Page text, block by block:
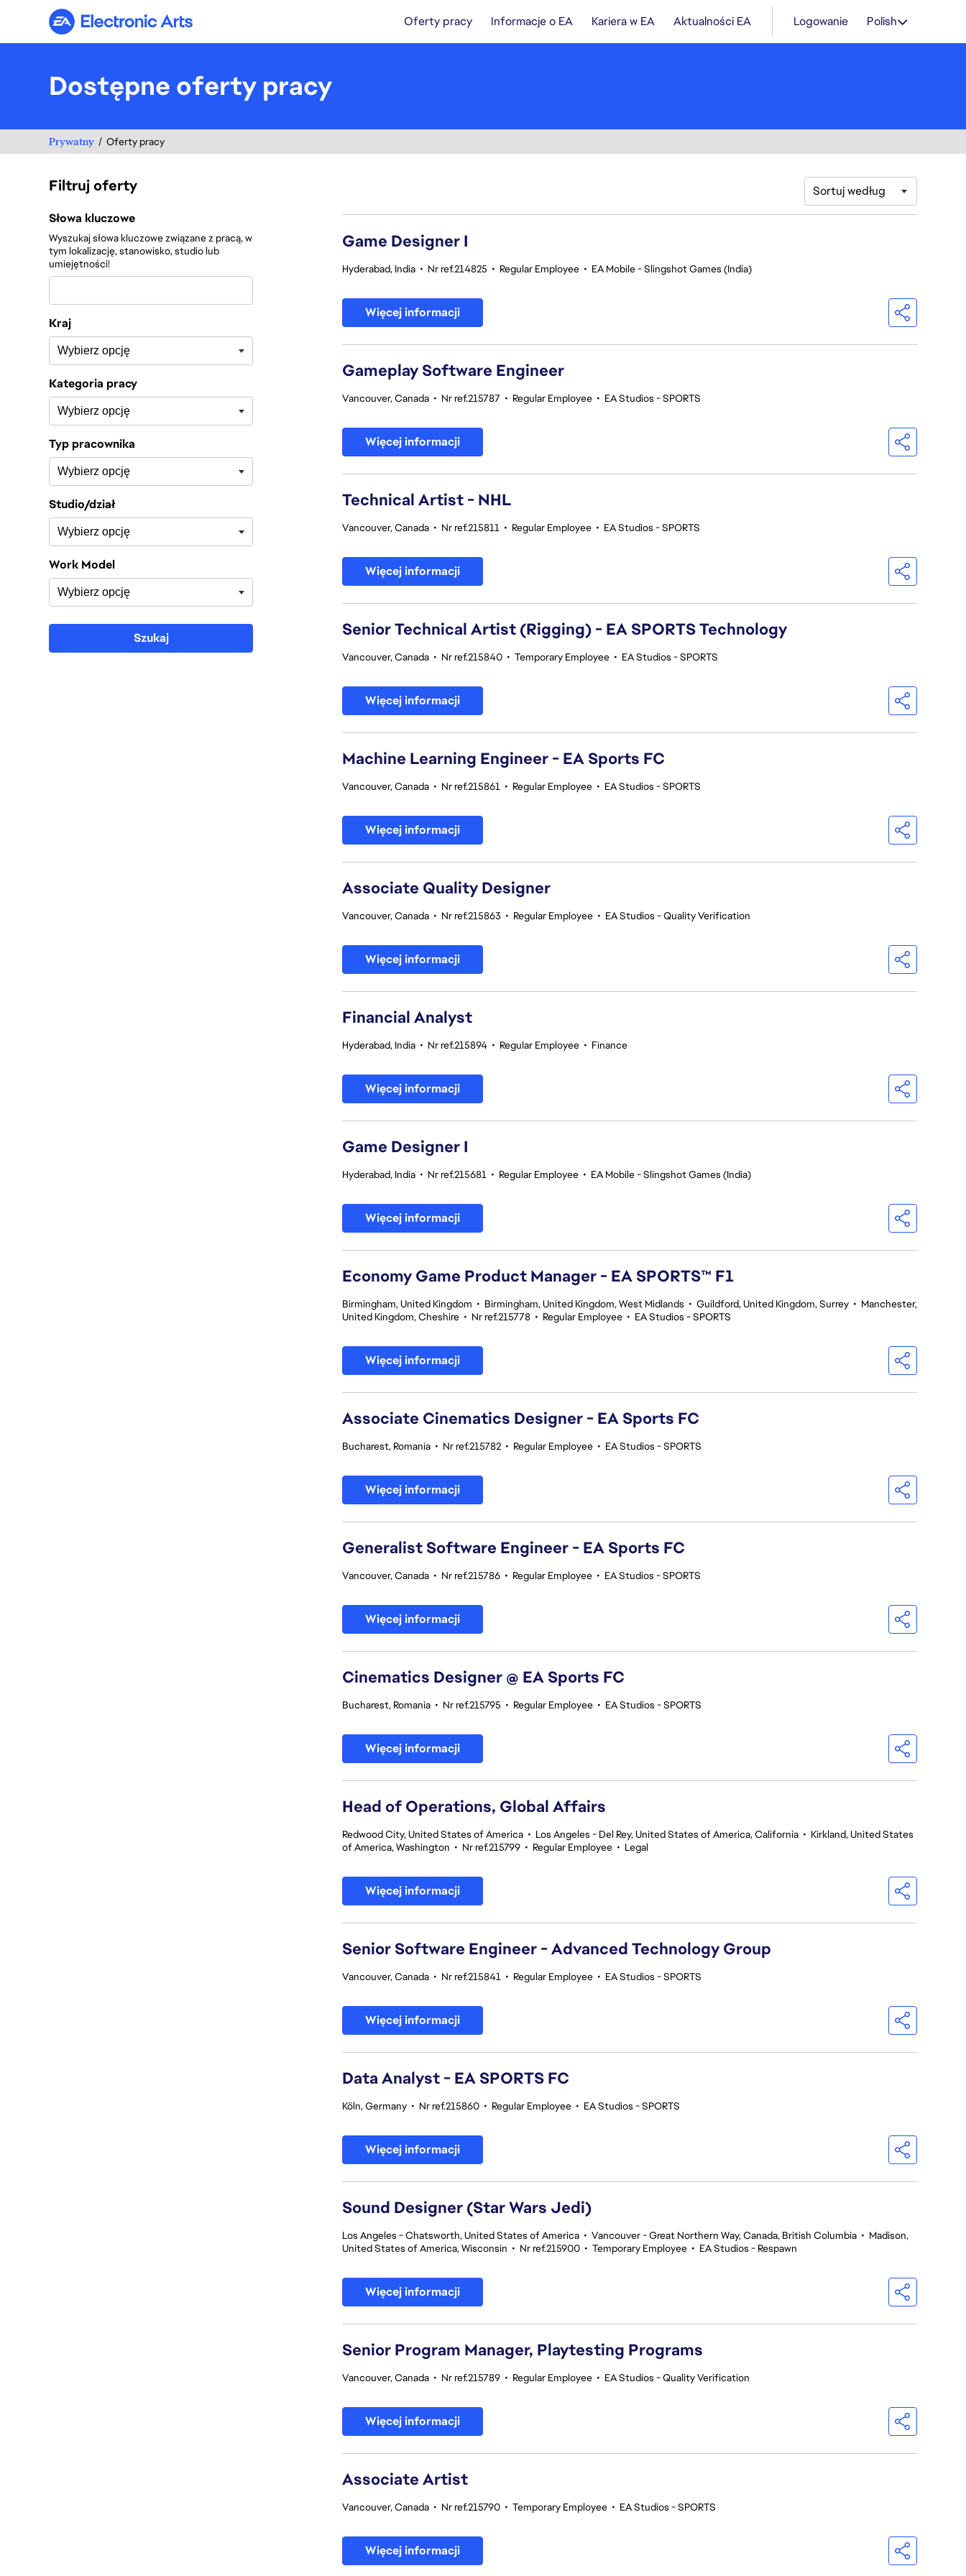
Electronic Arts Oferty pracy Informacje o EA Kariera w EA Aktualności EA Logowanie Polish
Dostępne oferty pracy
Prywatny Oferty pracy
Filtruj oferty
Filtruj oferty
Słowa kluczowe
Wyszukaj słowa kluczowe związane z pracą, w
tym lokalizację, stanowisko, studio lub
umiejętności!
Kraj
Kategoria pracy
Typ pracownika
Studio/dział
Work Model
Szukaj
Sortuj według
Game Designer I
Hyderabad, India • Nr ref.214825 • Regular Employee • EA Mobile - Slingshot Games (India)
Więcej informacji
Gameplay Software Engineer
Vancouver, Canada • Nr ref.215787 • Regular Employee • EA Studios - SPORTS
Więcej informacji
Technical Artist - NHL
Vancouver, Canada • Nr ref.215811 • Regular Employee • EA Studios - SPORTS
Więcej informacji
Senior Technical Artist (Rigging) - EA SPORTS Technology
Vancouver, Canada • Nr ref.215840 • Temporary Employee • EA Studios - SPORTS
Więcej informacji
Machine Learning Engineer - EA Sports FC
Vancouver, Canada • Nr ref.215861 • Regular Employee • EA Studios - SPORTS
Więcej informacji
Associate Quality Designer
Vancouver, Canada • Nr ref.215863 • Regular Employee • EA Studios - Quality Verification
Więcej informacji
Financial Analyst
Hyderabad, India • Nr ref.215894 • Regular Employee • Finance
Więcej informacji
Game Designer I
Hyderabad, India • Nr ref.215681 • Regular Employee • EA Mobile - Slingshot Games (India)
Więcej informacji
Economy Game Product Manager - EA SPORTS™ F1
Birmingham, United Kingdom • Birmingham, United Kingdom, West Midlands • Guildford, United Kingdom, Surrey • Manchester,
United Kingdom, Cheshire • Nr ref.215778 • Regular Employee • EA Studios - SPORTS
Więcej informacji
Associate Cinematics Designer - EA Sports FC
Bucharest, Romania • Nr ref.215782 • Regular Employee • EA Studios - SPORTS
Więcej informacji
Generalist Software Engineer - EA Sports FC
Vancouver, Canada • Nr ref.215786 • Regular Employee • EA Studios - SPORTS
Więcej informacji
Cinematics Designer @ EA Sports FC
Bucharest, Romania • Nr ref.215795 • Regular Employee • EA Studios - SPORTS
Więcej informacji
Head of Operations, Global Affairs
Redwood City, United States of America • Los Angeles - Del Rey, United States of America, California • Kirkland, United States
of America, Washington • Nr ref.215799 • Regular Employee • Legal
Więcej informacji
Senior Software Engineer - Advanced Technology Group
Vancouver, Canada • Nr ref.215841 • Regular Employee • EA Studios - SPORTS
Więcej informacji
Data Analyst - EA SPORTS FC
Köln, Germany • Nr ref.215860 • Regular Employee • EA Studios - SPORTS
Więcej informacji
Sound Designer (Star Wars Jedi)
Los Angeles - Chatsworth, United States of America • Vancouver - Great Northern Way, Canada, British Columbia • Madison,
United States of America, Wisconsin • Nr ref.215900 • Temporary Employee • EA Studios - Respawn
Więcej informacji
Senior Program Manager, Playtesting Programs
Vancouver, Canada • Nr ref.215789 • Regular Employee • EA Studios - Quality Verification
Więcej informacji
Associate Artist
Vancouver, Canada • Nr ref.215790 • Temporary Employee • EA Studios - SPORTS
Więcej informacji